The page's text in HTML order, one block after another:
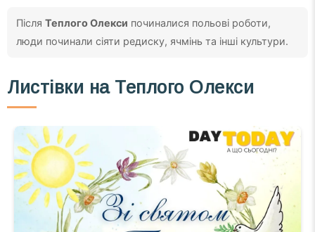
Після Теплого Олекси починалися польові роботи,
люди починали сіяти редиску, ячмінь та інші культури.
Листівки на Теплого Олекси